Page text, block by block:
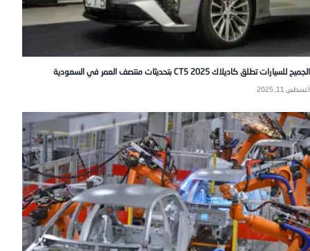
الجميح للسيارات تطلق كاديلاك CT5 2025 بتحديثات منتصف العمر في السعودية
أغسطس 11, 2025